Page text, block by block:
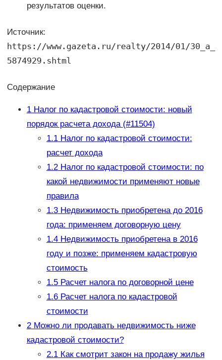
результатов оценки.
Источник:
https://www.gazeta.ru/realty/2014/01/30_a_
5874929.shtml
Содержание
1Налог по кадастровой стоимости: новый
порядок расчета дохода (#11504)
1.1Налог по кадастровой стоимости:
расчет дохода
1.2Налог по кадастровой стоимости: по
какой недвижимости применяют новые
правила
1.3Недвижимость приобретена до 2016
года: применяем договорную цену
1.4Недвижимость приобретена в 2016
году и позже: применяем кадастровую
стоимость
1.5Расчет налога по договорной цене
1.6Расчет налога по кадастровой
стоимости
2Можно ли продавать недвижимость ниже
кадастровой стоимости?
2.1Как смотрит закон на продажу жилья